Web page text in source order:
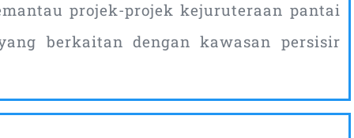
projek-projek kejuruteraan pantai
berkaitan dengan kawasan persisir